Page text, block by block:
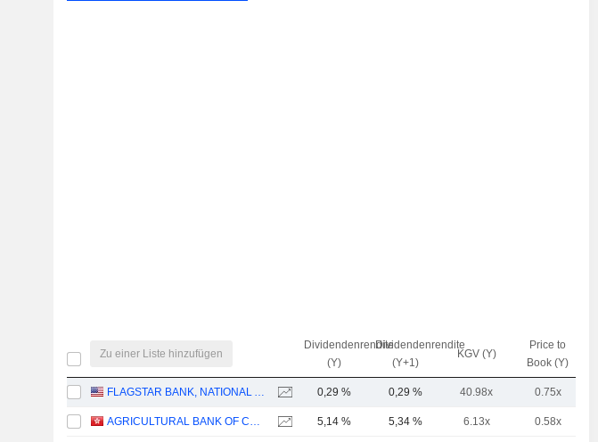
Zu einer Liste hinzufügen
Dividendenrendite
(Y)
Dividendenrendite
(Y+1)
KGV (Y)
Price to
Book (Y)
FLAGSTAR BANK, NATIONAL ASSOCIATION 0,29 % 0,29 % 40.98x 0.75x
AGRICULTURAL BANK OF CHINA LIMITED 5,14 % 5,34 % 6.13x 0.58x